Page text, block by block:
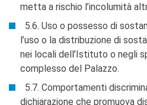
metta a rischio l’incolumità
5.6. Uso o possesso di
l’uso o la distribuzione di
nei locali dell’Istituto o negli
complesso del Palazzo.
5.7. Comportamenti
dichiarazione che promuova